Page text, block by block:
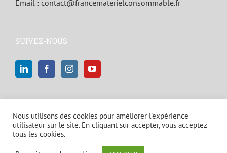
Email : contact@francematerielconsommable.fr
SUIVEZ-NOUS
Nous utilisons des cookies pour améliorer l'expérience
utilisateur sur le site. En cliquant sur accepter, vous acceptez
tous les cookies.